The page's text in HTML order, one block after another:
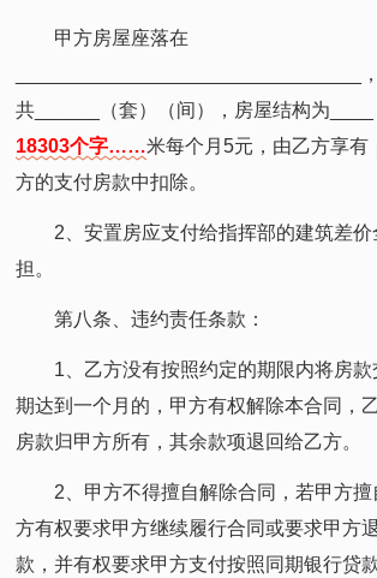
甲方房屋座落在
________________________________
共______（套）（间），房屋结构为____
18303个字……米每个月5元，由乙方享有
方的支付房款中扣除。
2、安置房应支付给指挥部的建筑差
担。
第八条、违约责任条款：
1、乙方没有按照约定的期限内将房
期达到一个月的，甲方有权解除本合同，
房款归甲方所有，其余款项退回给乙方。
2、甲方不得擅自解除合同，若甲方
方有权要求甲方继续履行合同或要求甲方
款，并有权要求甲方支付按照同期银行贷